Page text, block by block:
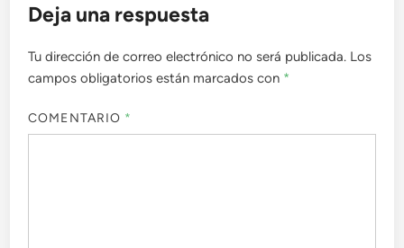
Deja una respuesta
Tu dirección de correo electrónico no será publicada. Los
campos obligatorios están marcados con *
COMENTARIO *